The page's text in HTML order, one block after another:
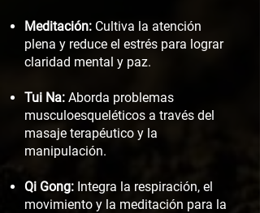
Meditación: Cultiva la atención
plena y reduce el estrés para lograr
claridad mental y paz.
Tui Na: Aborda problemas
musculoesqueléticos a través del
masaje terapéutico y la
manipulación.
Qi Gong: Integra la respiración, el
movimiento y la meditación para la